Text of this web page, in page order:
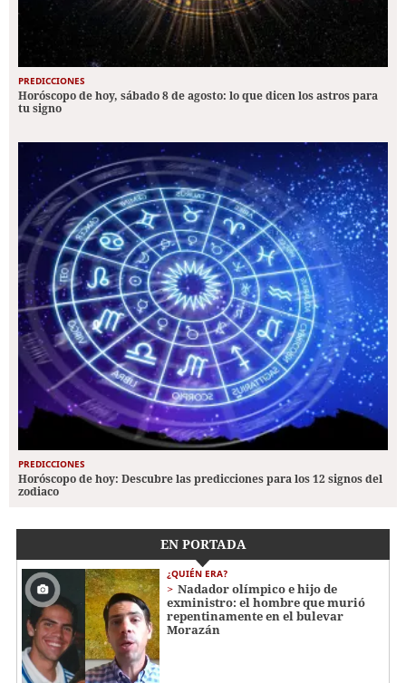
PREDICCIONES
Horóscopo de hoy, sábado 8 de agosto: lo que dicen los astros para
tu signo
PREDICCIONES
Horóscopo de hoy: Descubre las predicciones para los 12 signos del
zodiaco
EN PORTADA
¿QUIÉN ERA?
Nadador olímpico e hijo de
exministro: el hombre que murió
repentinamente en el bulevar
Morazán